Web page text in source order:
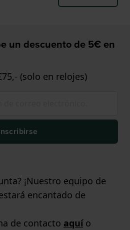
un descuento de 5€ en
(solo en relojes)
¡Nuestro equipo de
encantado de
de contacto aquío